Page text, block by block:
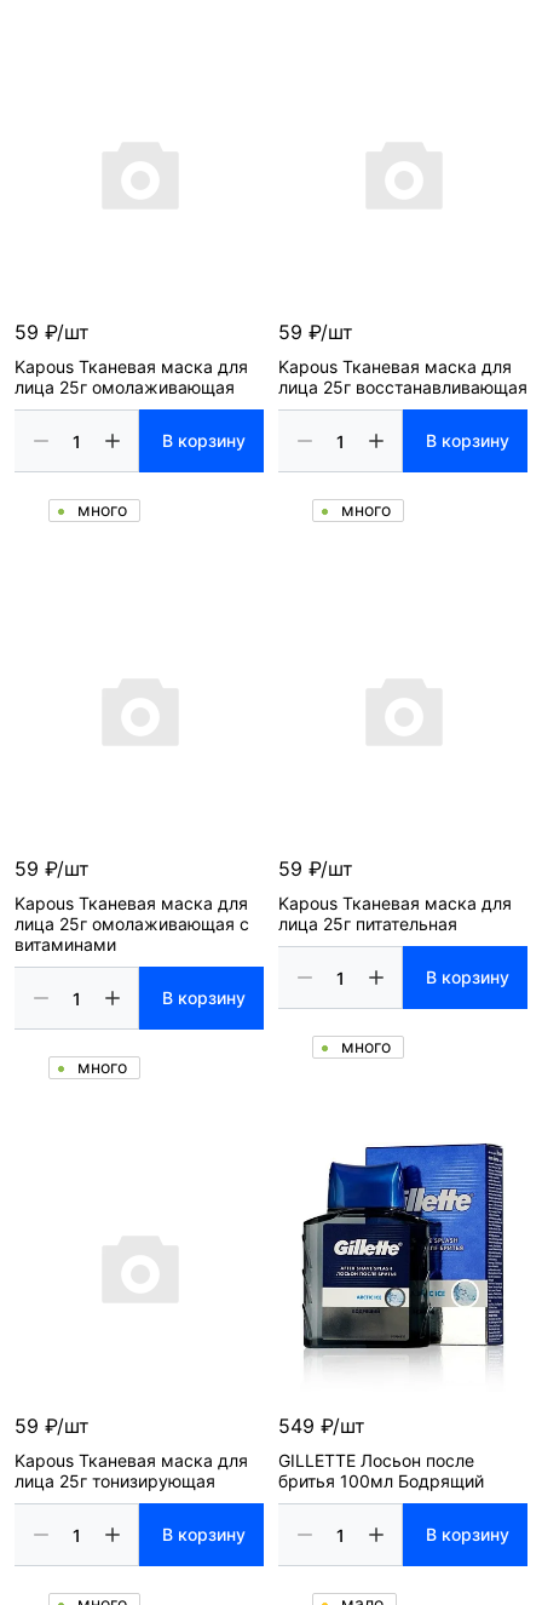
59 ₽/шт
Kapous Тканевая маска для
лица 25г омолаживающая
В корзину
много
59 ₽/шт
Kapous Тканевая маска для
лица 25г восстанавливающая
В корзину
много
59 ₽/шт
Kapous Тканевая маска для
лица 25г омолаживающая с
витаминами
В корзину
много
59 ₽/шт
Kapous Тканевая маска для
лица 25г питательная
В корзину
много
59 ₽/шт
Kapous Тканевая маска для
лица 25г тонизирующая
В корзину
549 ₽/шт
GILLETTE Лосьон после
бритья 100мл Бодрящий
В корзину